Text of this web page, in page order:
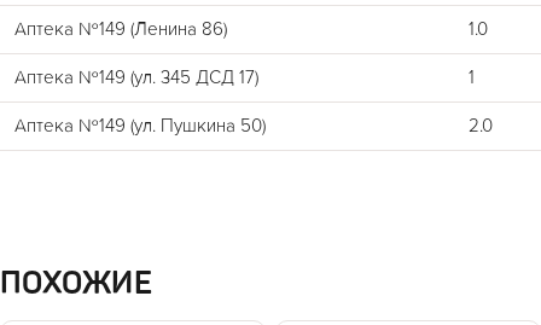
Аптека №149 (Ленина 86) 1.0
Аптека №149 (ул. 345 ДСД 17) 1
Аптека №149 (ул. Пушкина 50) 2.0
ПОХОЖИЕ